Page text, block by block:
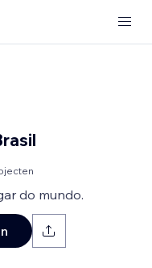
do mundo.